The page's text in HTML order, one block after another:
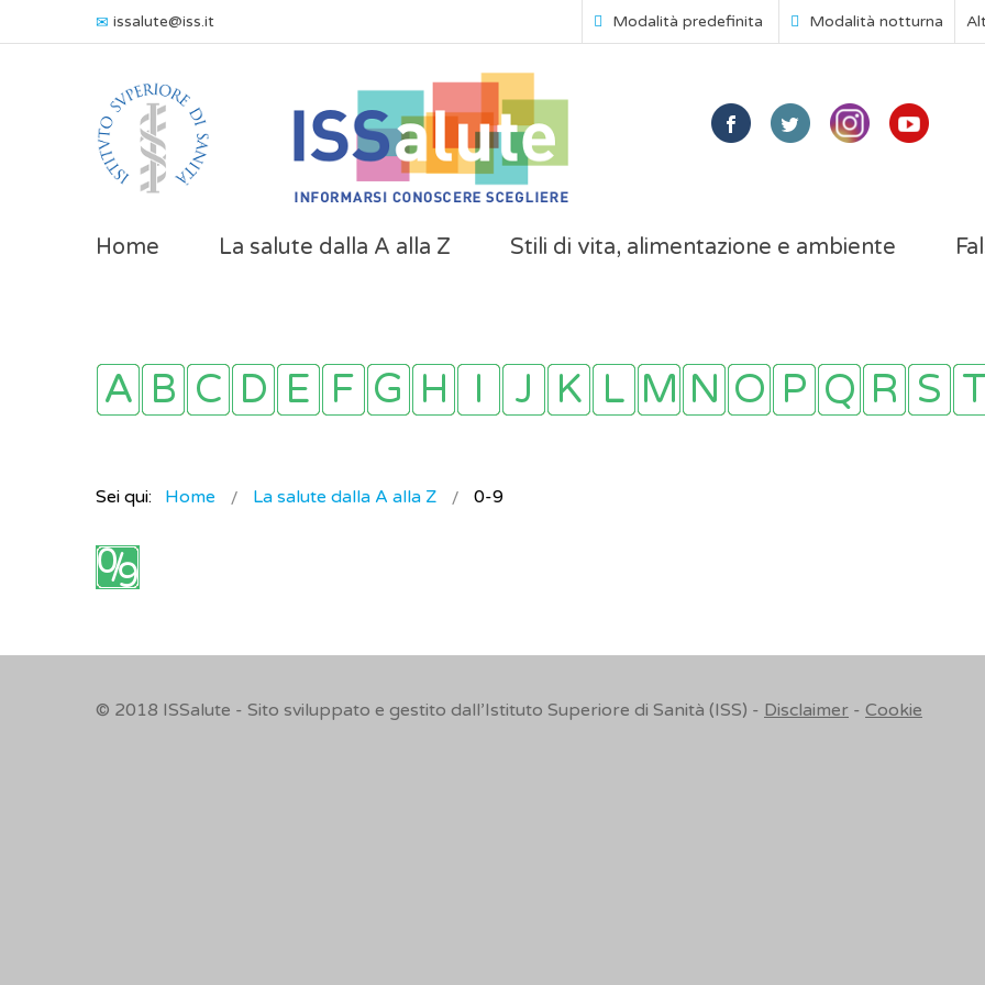
issalute@iss.it Modalità predefinita Modalità notturna
Home La salute dalla A alla Z Stili di vita, alimentazione e ambiente
Sei qui: Home La salute dalla A alla Z 0-9
© 2018 ISSalute - Sito sviluppato e gestito dall’Istituto Superiore di Sanità (ISS) - Disclaimer - Cookie